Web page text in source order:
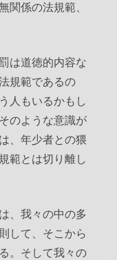
関係の法規範、
は道徳的内容な
規範であるの
人もいるかもし
のような意識が
、年少者との猥
範とは切り離し
、我々の中の多
して、そこから
。そして我々の